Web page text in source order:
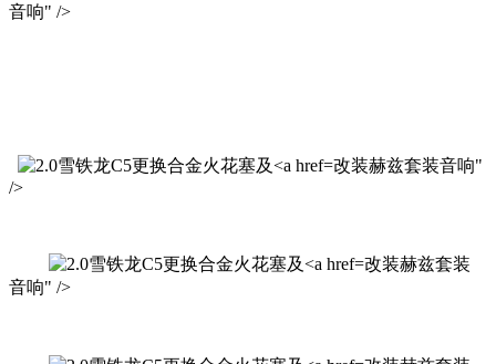
音响" />
改装赫兹套装音响"
/>
改装赫兹套装
音响" />